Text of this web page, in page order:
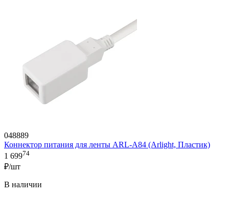
048889
Коннектор питания для ленты ARL-A84 (Arlight, Пластик)
1 69974
₽/шт
В наличии